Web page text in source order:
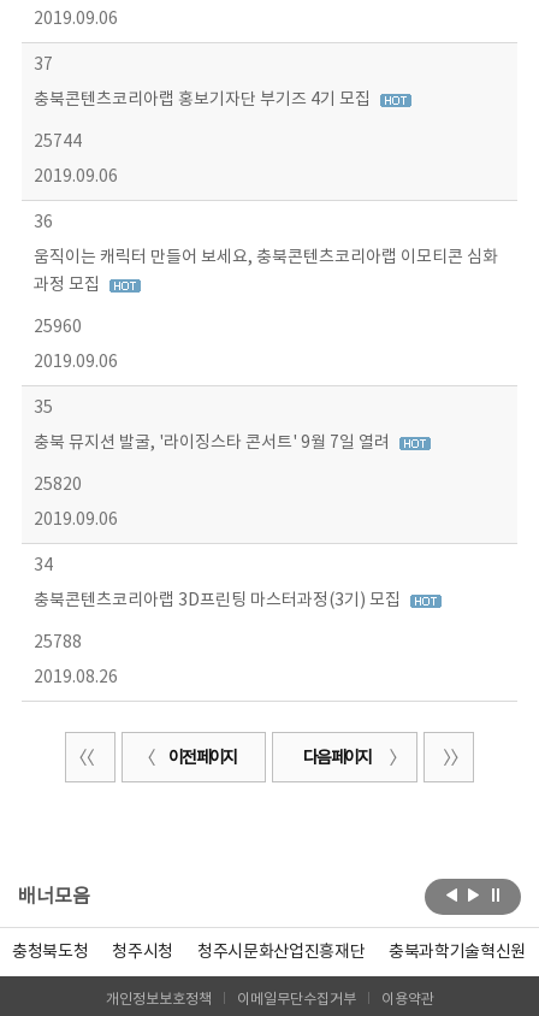
2019.09.06
37
충북콘텐츠코리아랩 홍보기자단 부기즈 4기 모집
25744
2019.09.06
36
움직이는 캐릭터 만들어 보세요, 충북콘텐츠코리아랩 이모티콘 심화
과정 모집
25960
2019.09.06
35
충북 뮤지션 발굴, '라이징스타 콘서트' 9월 7일 열려
25820
2019.09.06
34
충북콘텐츠코리아랩 3D프린팅 마스터과정(3기) 모집
25788
2019.08.26
이전 페이지 다음 페이지
배너모음
충청북도청 청주시청 청주시문화산업진흥재단 충북과학기술혁신원
개인정보보호정책 이메일무단수집거부 이용약관